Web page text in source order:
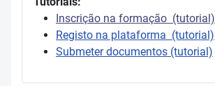
Inscrição na formação (tutorial)
Registo na plataforma (tutorial)
Submeter documentos (tutorial)